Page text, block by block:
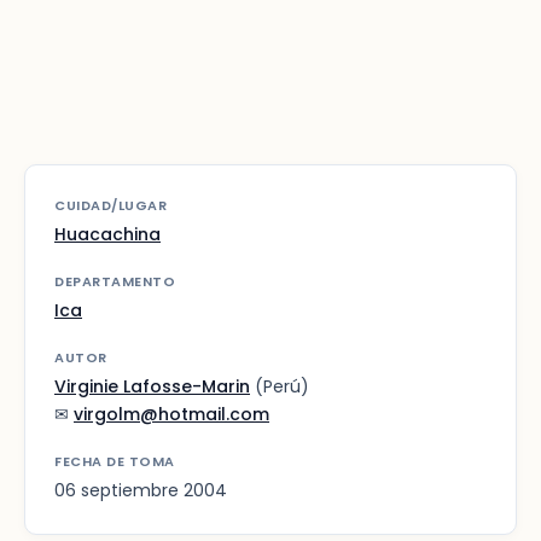
CUIDAD/LUGAR
Huacachina
DEPARTAMENTO
Ica
AUTOR
Virginie Lafosse-Marin (Perú)
✉ virgolm@hotmail.com
FECHA DE TOMA
06 septiembre 2004